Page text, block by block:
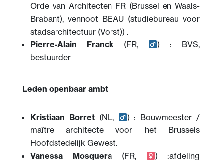
Orde van Architecten FR (Brussel en Waals-
Brabant), vennoot BEAU (studiebureau voor
stadsarchitectuur (Vorst)) .
Pierre-Alain Franck (FR,
) : BVS,
bestuurder
Leden openbaar ambt
Kristiaan Borret(NL,
) : Bouwmeester /
maître architecte voor het Brussels
Hoofdstedelijk Gewest.
Vanessa Mosquera(FR,
) :afdeling